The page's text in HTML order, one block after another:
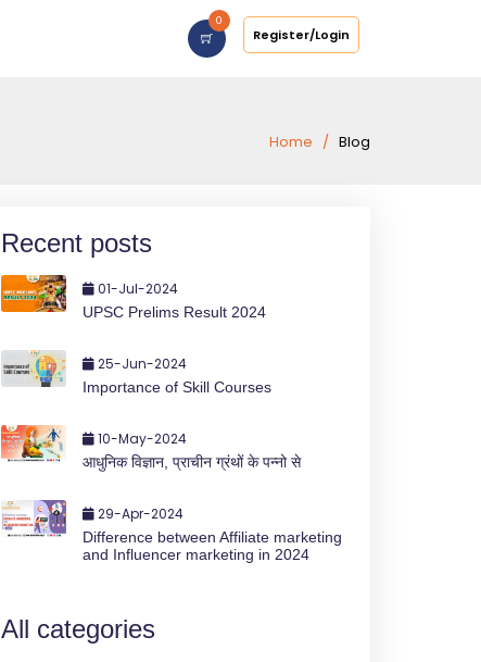
0
Register/Login
Home Blog
Recent posts
01-Jul-2024
UPSC Prelims Result 2024
25-Jun-2024
Importance of Skill Courses
10-May-2024
आधुनिक विज्ञान, प्राचीन ग्रंथों के पन्नो से
29-Apr-2024
Difference between Affiliate marketing
and Influencer marketing in 2024
All categories